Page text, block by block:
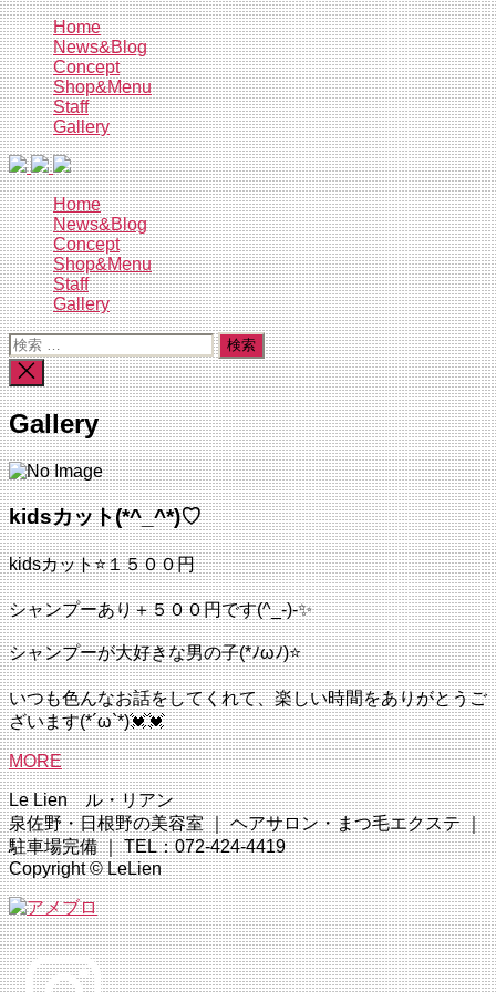
コ
ン
テ
ン
ツ
へ
ス
キ
ッ
プ
Home
News&Blog
Concept
Shop&Menu
Staff
Gallery
Home
News&Blog
Concept
Shop&Menu
Staff
Gallery
検
索
対
象:
検
索
を
閉
じ
る
Gallery
kidsカット(*^_^*)♡
kidsカット⭐１５００円
シャンプーあり＋５００円です(^_-)-✨
シャンプーが大好きな男の子(*ﾉωﾉ)⭐
いつも色んなお話をしてくれて、楽しい時間をありがとうご
ざいます(*´ω`*)💓💓
MORE
Le Lien ル・リアン
泉佐野・日根野の美容室 ｜ ヘアサロン・まつ毛エクステ ｜
駐車場完備 ｜ TEL：072-424-4419
Copyright © LeLien